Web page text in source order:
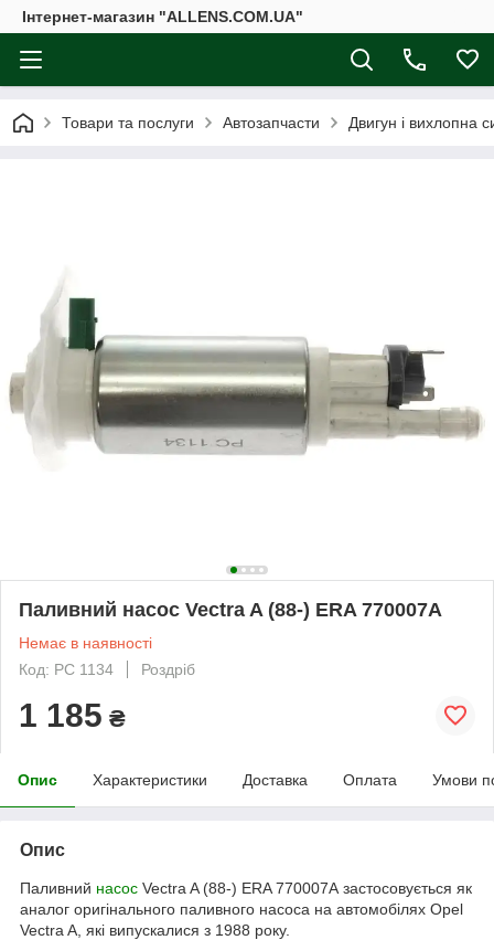
Інтернет-магазин "ALLENS.COM.UA"
Товари та послуги Автозапчасти Двигун і вихлопна
Паливний насос Vectra A (88-) ERA 770007A
Немає в наявності
Код: PC 1134
Роздріб
1 185 ₴
Опис Характеристики Доставка Оплата Умови
Опис
Паливний насос Vectra A (88-) ERA 770007A застосовується як
аналог оригінального паливного насоса на автомобілях Opel
Vectra A, які випускалися з 1988 року.